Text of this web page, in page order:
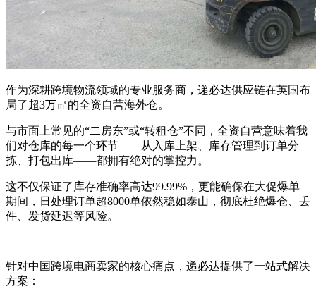
作为深耕跨境物流领域的专业服务商，递必达供应链在英国布
局了超3万㎡的全资自营海外仓。
与市面上常见的“二房东”或“转租仓”不同，全资自营意味着我
们对仓库的每一个环节——从入库上架、库存管理到订单分
拣、打包出库——都拥有绝对的掌控力。
这不仅保证了库存准确率高达99.99%，更能确保在大促爆单
期间，日处理订单超8000单依然稳如泰山，彻底杜绝爆仓、丢
件、发货延迟等风险。
针对中国跨境电商卖家的核心痛点，递必达提供了一站式解决
方案：